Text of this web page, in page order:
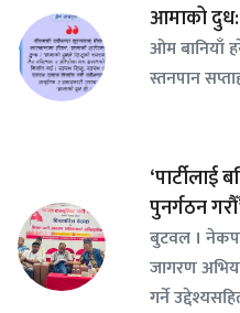
आमाको
ओम बानियाँ
स्तनपान
‘पार्टीलाई
पुनर्गठन
बुटवल ।
जागरण
गर्ने